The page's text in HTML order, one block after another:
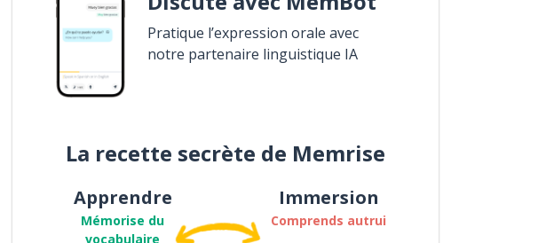
Pratique l’expression orale avec
notre partenaire linguistique IA
La recette secrète de Memrise
Apprendre
Mémorise du
vocabulaire
Immersion
Comprends autrui